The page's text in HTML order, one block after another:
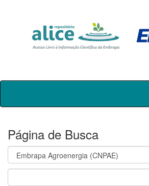
Skip
Página de Busca